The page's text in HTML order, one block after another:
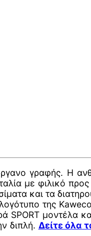
γραφής. Η
με φιλικό
και τα
της
SPORT μοντέλα
διπλή. Δείτε όλα